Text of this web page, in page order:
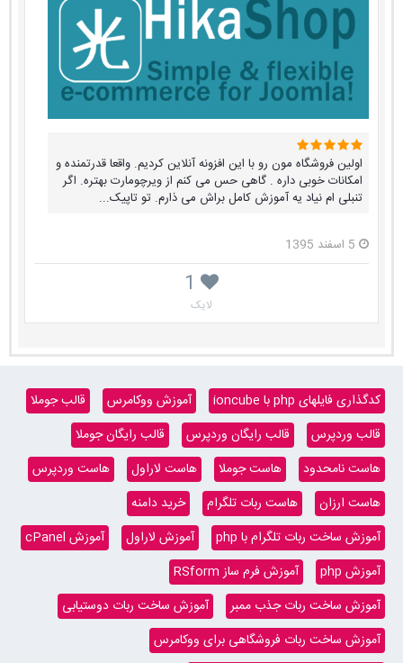
لایک
اولین فروشگاه مون رو با این افزونه آنلاین کردیم. واقعا قدرتمنده و
امکانات خوبی داره . گاهی حس می کنم از ویرچومارت بهتره. اگر
تنبلی ام نیاد یه آموزش کامل براش می ذارم. تو تاپیک...
5 اسفند 1395
کدگذاری فایلهای php با ioncube آموزش ووکامرس
قالب جوملا
قالب وردپرس
قالب رایگان وردپرس
قالب رایگان جوملا
هاست نامحدود
هاست جوملا هاست لاراول
هاست وردپرس
هاست ارزان
هاست ربات تلگرام
خرید دامنه
آموزش ساخت ربات تلگرام با php
آموزش لاراول
آموزش cPanel
آموزش php
آموزش فرم ساز RSform
آموزش ساخت ربات جذب ممبر
آموزش ساخت ربات دوستیابی
آموزش ساخت ربات فروشگاهی برای ووکامرس